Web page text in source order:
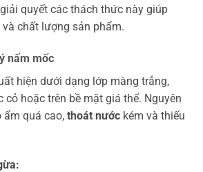
quyết các thách thức này giúp
chất lượng sản phẩm.
nấm mốc
hiện dưới dạng lớp màng trắng,
cỏ hoặc trên bề mặt giá thể. Nguyên
ẩm quá cao, thoát nước kém và thiếu